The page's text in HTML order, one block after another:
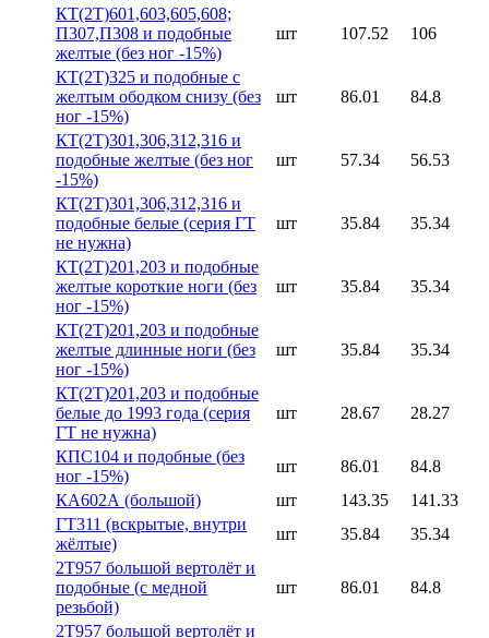
КТ(2Т)601,603,605,608;
П307,П308 и подобные
желтые (без ног -15%)
шт 107.52 106
КТ(2Т)325 и подобные с
желтым ободком снизу (без
ног -15%)
шт 86.01 84.8
КТ(2Т)301,306,312,316 и
подобные желтые (без ног
-15%)
шт 57.34 56.53
КТ(2Т)301,306,312,316 и
подобные белые (серия ГТ
не нужна)
шт 35.84 35.34
КТ(2Т)201,203 и подобные
желтые короткие ноги (без
ног -15%)
шт 35.84 35.34
КТ(2Т)201,203 и подобные
желтые длинные ноги (без
ног -15%)
шт 35.84 35.34
КТ(2Т)201,203 и подобные
белые до 1993 года (серия
ГТ не нужна)
шт 28.67 28.27
КПС104 и подобные (без
ног -15%)
шт 86.01
84.8
КА602А (большой)
шт 143.35
141.33
ГТ311 (вскрытые, внутри
жёлтые)
шт 35.84
35.34
2Т957 большой вертолёт и
подобные (с медной
резьбой)
шт 86.01 84.8
2Т957 большой вертолёт и